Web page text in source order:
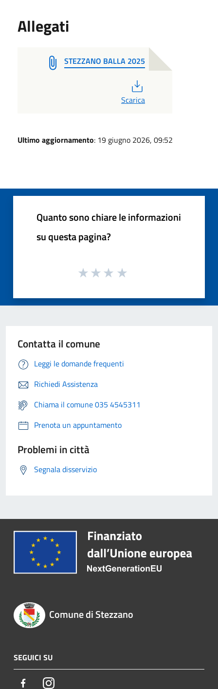
Allegati
STEZZANO BALLA 2025
Scarica
Ultimo aggiornamento: 19 giugno 2026, 09:52
Quanto sono chiare le informazioni
su questa pagina?
Contatta il comune
Leggi le domande frequenti
Richiedi Assistenza
Chiama il comune 035 4545311
Prenota un appuntamento
Problemi in città
Segnala disservizio
Comune di Stezzano
SEGUICI SU
FacebookInstagram